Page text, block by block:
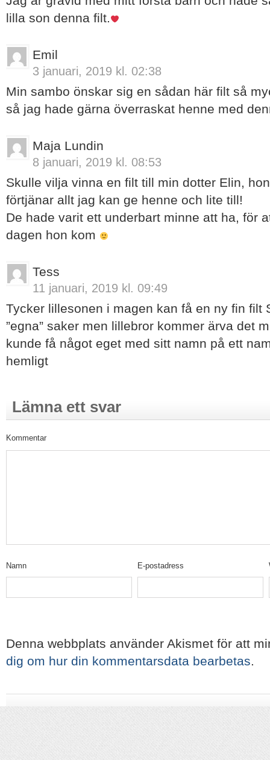
lilla son denna filt.
Emil
3 januari, 2019 kl. 02:38
Min sambo önskar sig en sådan här filt så
så jag hade gärna överraskat henne med
Maja Lundin
8 januari, 2019 kl. 08:53
Skulle vilja vinna en filt till min dotter Elin,
förtjänar allt jag kan ge henne och lite till!
De hade varit ett underbart minne att ha, för
dagen hon kom
Tess
11 januari, 2019 kl. 09:49
Tycker lillesonen i magen kan få en ny fin filt
”egna” saker men lillebror kommer ärva det
kunde få något eget med sitt namn på ett
hemligt
Lämna ett svar
Kommentar
Namn E-postadress
Denna webbplats använder Akismet för att
dig om hur din kommentarsdata bearbetas.